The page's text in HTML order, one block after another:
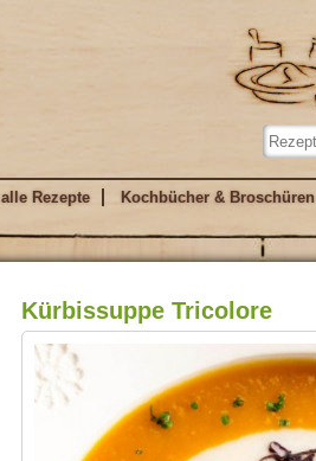
alle Rezepte Kochbücher & Broschüren
Kürbissuppe Tricolore